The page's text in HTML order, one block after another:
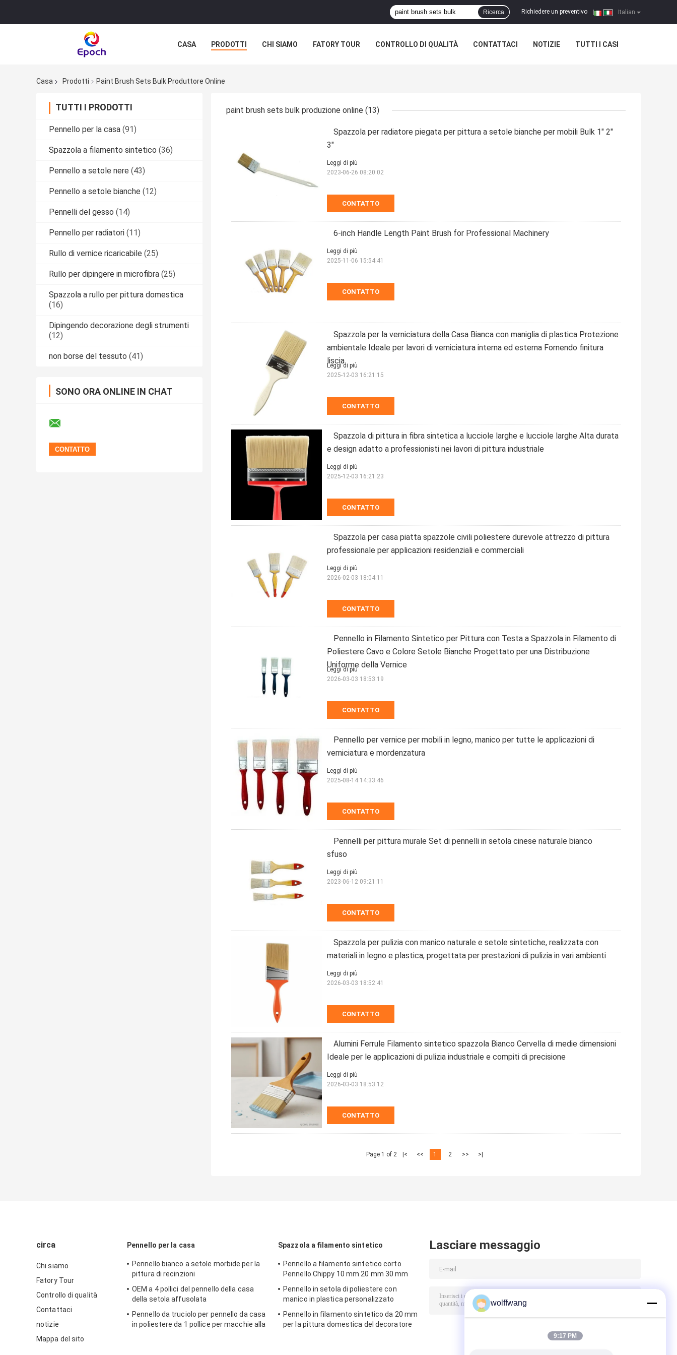
Italian
Richiedere un preventivo |
Ricerca
CASA PRODOTTI CHI SIAMO FATORY TOUR CONTROLLO DI QUALITÀ CONTATTACI NOTIZIE TUTTI I CASI
Casa Prodotti Paint Brush Sets Bulk Produttore Online
TUTTI I PRODOTTI
Pennello per la casa (91)
Spazzola a filamento sintetico (36)
Pennello a setole nere (43)
Pennello a setole bianche (12)
Pennelli del gesso (14)
Pennello per radiatori (11)
Rullo di vernice ricaricabile (25)
Rullo per dipingere in microfibra (25)
Spazzola a rullo per pittura domestica
(16)
Dipingendo decorazione degli strumenti
(12)
non borse del tessuto (41)
SONO ORA ONLINE IN CHAT
paint brush sets bulk produzione online (13)
Spazzola per radiatore piegata per pittura a setole bianche per mobili Bulk 1" 2"
3"
CONTATTO
Leggi di più
2023-06-26 08:20:02
6-inch Handle Length Paint Brush for Professional Machinery
CONTATTO
Leggi di più
2025-11-06 15:54:41
Spazzola per la verniciatura della Casa Bianca con maniglia di plastica Protezione
ambientale Ideale per lavori di verniciatura interna ed esterna Fornendo finitura
liscia
CONTATTO
Leggi di più
2025-12-03 16:21:15
Spazzola di pittura in fibra sintetica a lucciole larghe e lucciole larghe Alta durata
e design adatto a professionisti nei lavori di pittura industriale
CONTATTO
Leggi di più
2025-12-03 16:21:23
Spazzola per casa piatta spazzole civili poliestere durevole attrezzo di pittura
professionale per applicazioni residenziali e commerciali
CONTATTO
Leggi di più
2026-02-03 18:04:11
Pennello in Filamento Sintetico per Pittura con Testa a Spazzola in Filamento di
Poliestere Cavo e Colore Setole Bianche Progettato per una Distribuzione
Uniforme della Vernice
CONTATTO
Leggi di più
2026-03-03 18:53:19
Pennello per vernice per mobili in legno, manico per tutte le applicazioni di
verniciatura e mordenzatura
CONTATTO
Leggi di più
2025-08-14 14:33:46
Pennelli per pittura murale Set di pennelli in setola cinese naturale bianco
sfuso
CONTATTO
Leggi di più
2023-06-12 09:21:11
Spazzola per pulizia con manico naturale e setole sintetiche, realizzata con
materiali in legno e plastica, progettata per prestazioni di pulizia in vari ambienti
CONTATTO
Leggi di più
2026-03-03 18:52:41
Alumini Ferrule Filamento sintetico spazzola Bianco Cervella di medie dimensioni
Ideale per le applicazioni di pulizia industriale e compiti di precisione
CONTATTO
Leggi di più
2026-03-03 18:53:12
Page 1 of 2 |< << 1 2 >> >|
circa
Chi siamo
Fatory Tour
Controllo di qualità
Contattaci
notizie
Mappa del sito
Pennello per la casa
Pennello bianco a setole morbide per la
pittura di recinzioni
OEM a 4 pollici del pennello della casa
della setola affusolata
Pennello da truciolo per pennello da casa
in poliestere da 1 pollice per macchie alla
Spazzola a filamento sintetico
Pennello a filamento sintetico corto
Pennello Chippy 10 mm 20 mm 30 mm
Pennello in setola di poliestere con
manico in plastica personalizzato
Pennello in filamento sintetico da 20 mm
per la pittura domestica del decoratore
Lasciare messaggio
wolffwang
9:17 PM